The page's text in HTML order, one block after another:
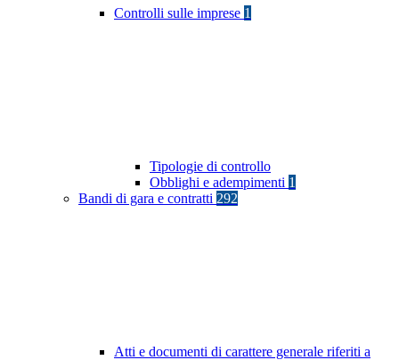
Controlli sulle imprese 1
Tipologie di controllo
Obblighi e adempimenti 1
Bandi di gara e contratti 292
Atti e documenti di carattere generale riferiti a